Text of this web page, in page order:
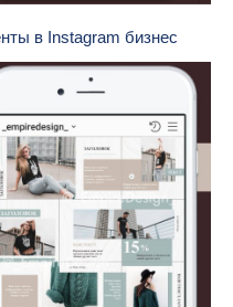
в Instagram бизнес